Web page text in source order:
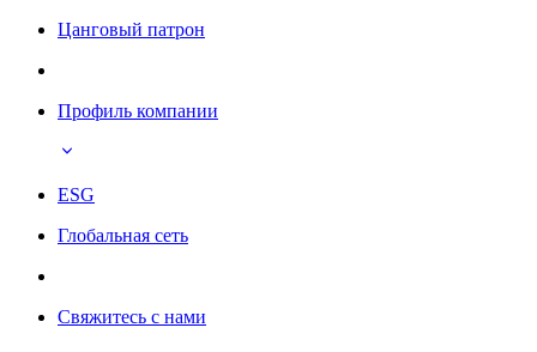
Цанговый патрон
Профиль компании
ESG
Глобальная сеть
Свяжитесь с нами